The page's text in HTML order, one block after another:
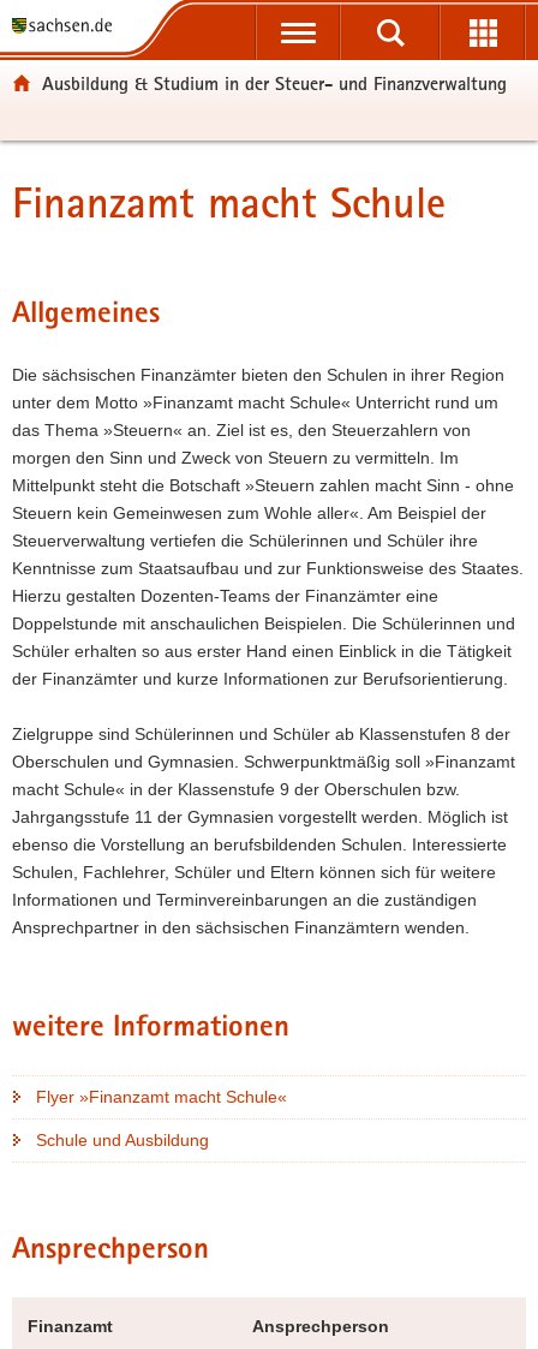
t
l
b
r
i
f
e
n
d
e
N
a
v
i
g
a
i
o
n
t
l
a
a
i
o
n
p
i
h
t
r
I
r
a
t
i
o
n
t
r
B
i
h
Ausbildung & Studium in der Steuer- und Finanzverwaltung
Hauptinhalt
Finanzamt macht Schule
Allgemeines
Die sächsischen Finanzämter bieten den Schulen in ihrer Region
unter dem Motto »Finanzamt macht Schule« Unterricht rund um
das Thema »Steuern« an. Ziel ist es, den Steuerzahlern von
morgen den Sinn und Zweck von Steuern zu vermitteln. Im
Mittelpunkt steht die Botschaft »Steuern zahlen macht Sinn - ohne
Steuern kein Gemeinwesen zum Wohle aller«. Am Beispiel der
Steuerverwaltung vertiefen die Schülerinnen und Schüler ihre
Kenntnisse zum Staatsaufbau und zur Funktionsweise des Staates.
Hierzu gestalten Dozenten-Teams der Finanzämter eine
Doppelstunde mit anschaulichen Beispielen. Die Schülerinnen und
Schüler erhalten so aus erster Hand einen Einblick in die Tätigkeit
der Finanzämter und kurze Informationen zur Berufsorientierung.
Zielgruppe sind Schülerinnen und Schüler ab Klassenstufen 8 der
Oberschulen und Gymnasien. Schwerpunktmäßig soll »Finanzamt
macht Schule« in der Klassenstufe 9 der Oberschulen bzw.
Jahrgangsstufe 11 der Gymnasien vorgestellt werden. Möglich ist
ebenso die Vorstellung an berufsbildenden Schulen. Interessierte
Schulen, Fachlehrer, Schüler und Eltern können sich für weitere
Informationen und Terminvereinbarungen an die zuständigen
Ansprechpartner in den sächsischen Finanzämtern wenden.
weitere Informationen
Flyer »Finanzamt macht Schule«
Schule und Ausbildung
Ansprechperson
Finanzamt Ansprechperson